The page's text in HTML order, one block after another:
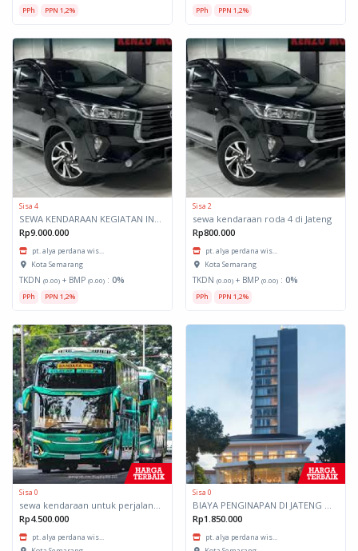
PPh PPN 1,2% PPh PPN 1,2%
Sisa 4
Rp9.000.000
pt. alya perdana wis...
Kota Semarang
TKDN (0.00) + BMP (0.00) : 0%
PPh PPN 1,2%
Sisa 2
sewa kendaraan roda 4 di Jateng
Rp800.000
pt. alya perdana wis...
Kota Semarang
TKDN (0.00) + BMP (0.00) : 0%
PPh PPN 1,2%
Sisa 0
Rp4.500.000
pt. alya perdana wis...
Sisa 0
Rp1.850.000
pt. alya perdana wis...